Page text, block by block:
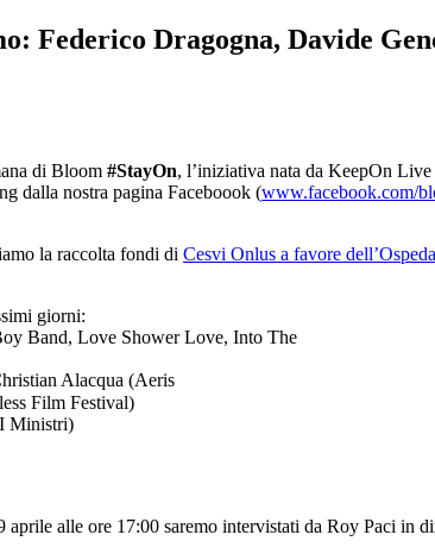
Federico Dragogna, Davide
di Bloom #StayOn, l’iniziativa nata da KeepOn
dalla nostra pagina Faceboook (www.facebook.com/
la raccolta fondi di Cesvi Onlus a favore
giorni:
Band, Love Shower Love, Into The
Alacqua (Aeris
Film Festival)
Ministri)
alle ore 17:00 saremo intervistati da Roy Paci in